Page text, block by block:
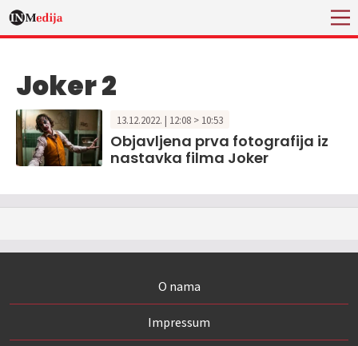
Joker 2
13.12.2022. | 12:08 > 10:53
Objavljena prva fotografija iz
nastavka filma Joker
O nama
Impressum